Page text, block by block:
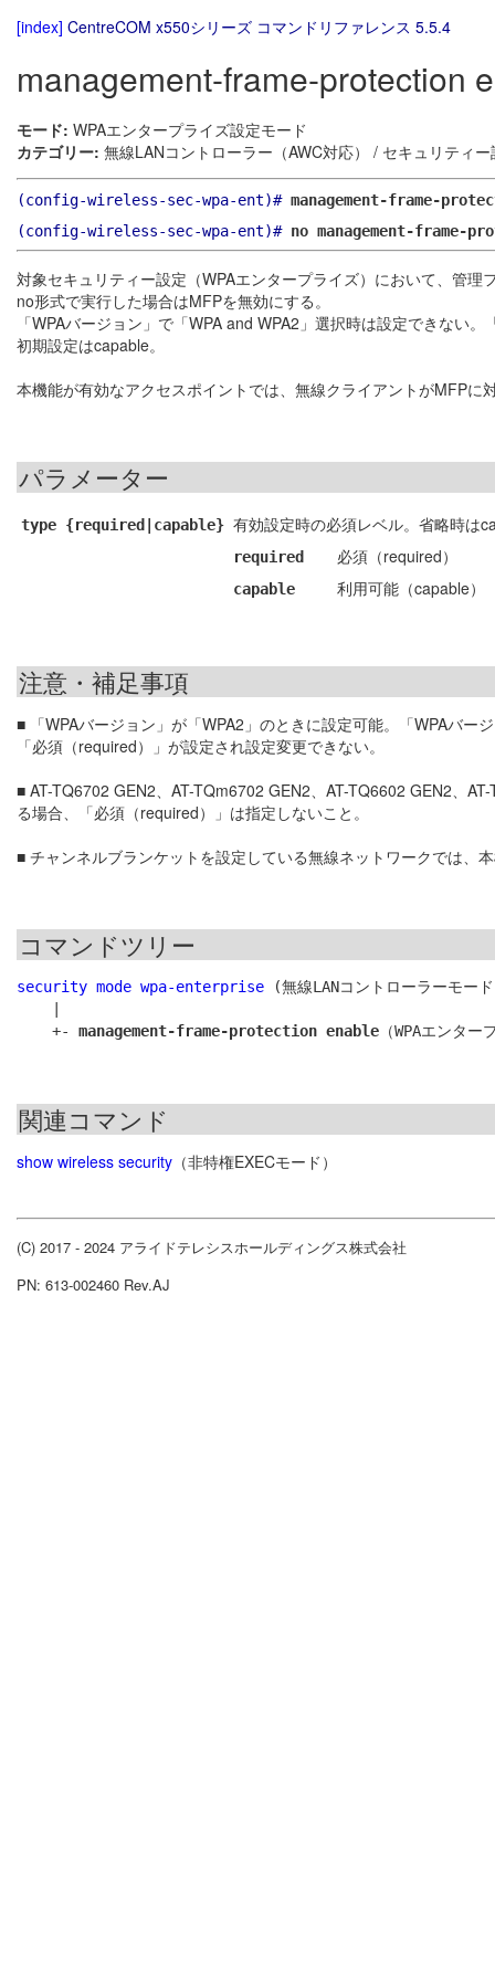
[index] CentreCOM x550シリーズ コマンドリファレンス 5.5.4
management-frame-protection
モード: WPAエンタープライズ設定モード
カテゴリー: 無線LANコントローラー（AWC対応） / セキュリティー
(config-wireless-sec-wpa-ent)# management-frame-
(config-wireless-sec-wpa-ent)# no management-frame-
対象セキュリティー設定（WPAエンタープライズ）において、管
no形式で実行した場合はMFPを無効にする。
「WPAバージョン」で「WPA and WPA2」選択時は設定できない
初期設定はcapable。
本機能が有効なアクセスポイントでは、無線クライアントがMFP
パラメーター
type {required|capable} 有効設定時の必須レベル。省略時は
required 必須（required）
capable 利用可能（capable）
注意・補足事項
■ 「WPAバージョン」が「WPA2」のときに設定可能。「WPAバー
「必須（required）」が設定され設定変更できない。
■ AT-TQ6702 GEN2、AT-TQm6702 GEN2、AT-TQ6602 GEN2、
る場合、「必須（required）」は指定しないこと。
■ チャンネルブランケットを設定している無線ネットワークでは、
コマンドツリー
security mode wpa-enterprise (無線LANコントローラーモー
    +-
management-frame-protection enable
関連コマンド
show wireless security （非特権EXECモード）
(C) 2017 - 2024 アライドテレシスホールディングス株式会社
PN: 613-002460 Rev.AJ